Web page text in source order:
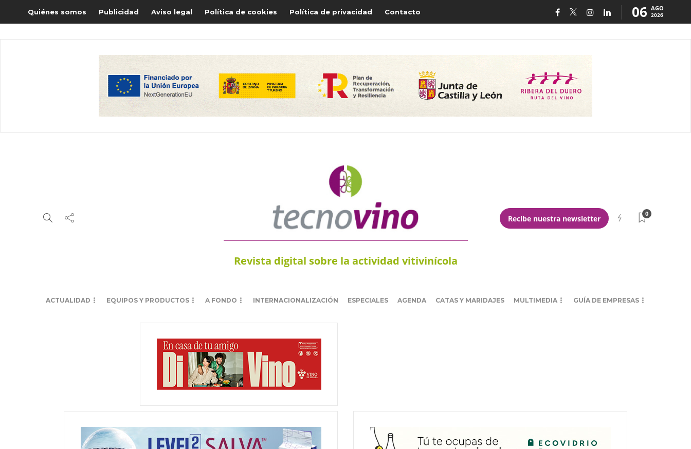
Quiénes somos Publicidad Aviso legal Política de cookies Política de privacidad Contacto 06 AGO
2026
Revista digital sobre la actividad vitivinícola
Recibe nuestra newsletter
0
ACTUALIDAD EQUIPOS Y PRODUCTOS A FONDO INTERNACIONALIZACIÓN ESPECIALES AGENDA CATAS Y MARIDAJES MULTIMEDIA GUÍA DE EMPRESAS